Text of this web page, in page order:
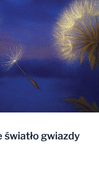
światło gwiazdy